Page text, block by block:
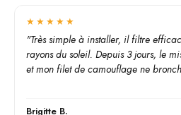
★★★★★
"Très simple à installer, il filtre
rayons du soleil. Depuis 3 jours, le
et mon filet de camouflage ne
Brigitte B.